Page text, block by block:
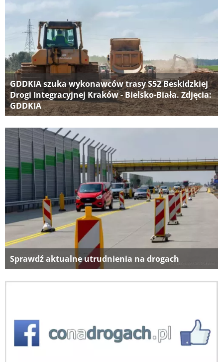
GDDKIA szuka wykonawców trasy S52 Beskidzkiej
Drogi Integracyjnej Kraków - Bielsko-Biała. Zdjęcia:
GDDKIA
Sprawdź aktualne utrudnienia na drogach